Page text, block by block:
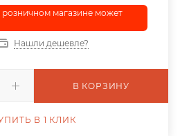
розничном магазине может
Нашли дешевле?
В КОРЗИНУ
В 1 КЛИК